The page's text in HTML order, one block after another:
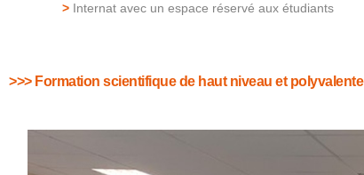
> Internat avec un espace réservé aux étudiants
>>> Formation scientifique de haut niveau et polyvalente